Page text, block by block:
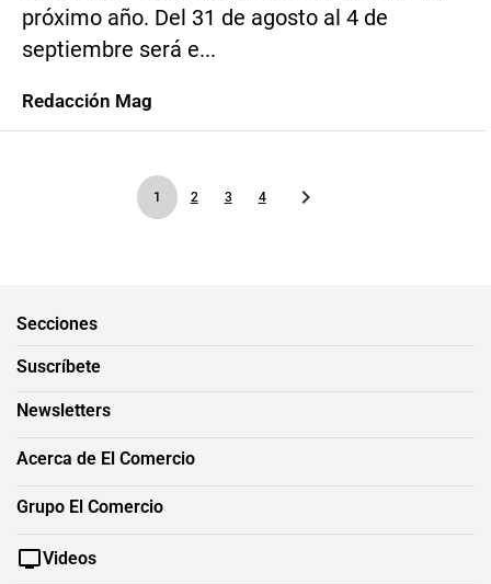
próximo año. Del 31 de agosto al 4 de
septiembre será e...
Redacción Mag
1 2 3 4
Secciones
Suscríbete
Newsletters
Acerca de El Comercio
Grupo El Comercio
Videos